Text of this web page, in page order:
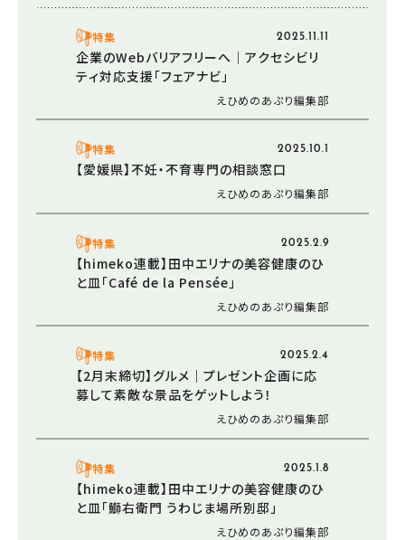
特集 2025.11.11
企業のWebバリアフリーへ｜アクセシビリ
ティ対応支援「フェアナビ」
えひめのあぷり編集部
特集 2025.10.1
【愛媛県】不妊・不育専門の相談窓口
えひめのあぷり編集部
特集 2025.2.9
【himeko連載】田中エリナの美容健康のひ
と皿「Café de la Pensée」
えひめのあぷり編集部
特集 2025.2.4
【2月末締切】グルメ｜プレゼント企画に応
募して素敵な景品をゲットしよう！
えひめのあぷり編集部
特集 2025.1.8
【himeko連載】田中エリナの美容健康のひ
と皿「鰤右衛門 うわじま場所別邸」
えひめのあぷり編集部